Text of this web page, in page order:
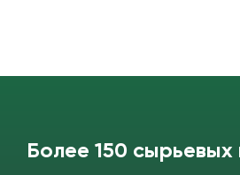
Более 150